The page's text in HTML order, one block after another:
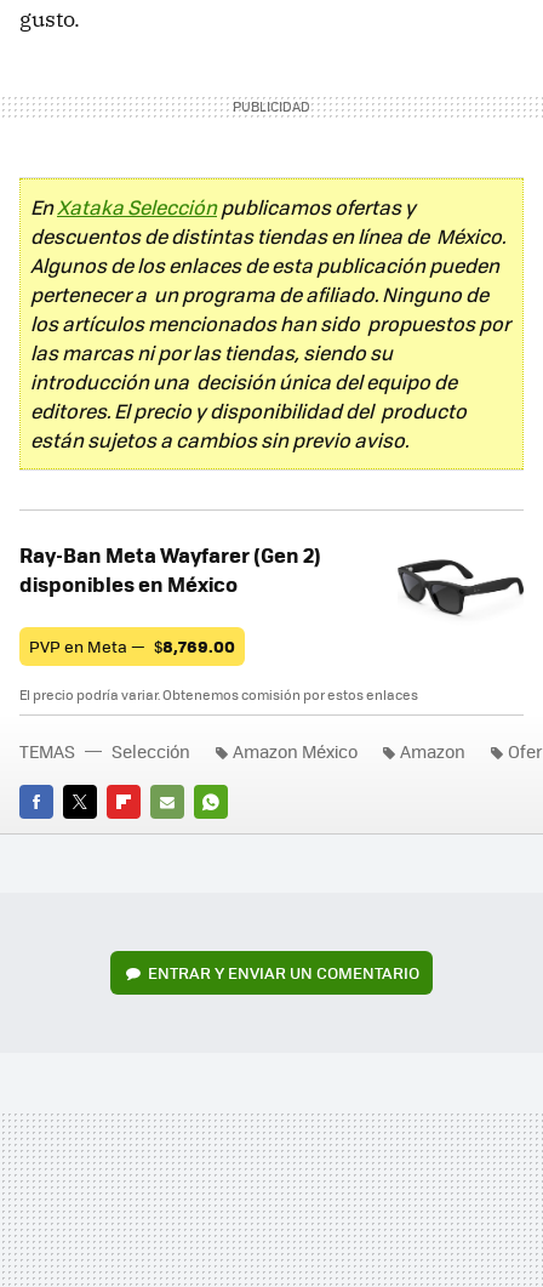
gusto.
EnXataka Selecciónpublicamos ofertas y
descuentos de distintas tiendas en línea de México.
Algunos de los enlaces de esta publicación pueden
pertenecer a un programa de afiliado. Ninguno de
los artículos mencionados han sido propuestos por
las marcas ni por las tiendas, siendo su
introducción una decisión única del equipo de
editores. El precio y disponibilidad del producto
están sujetos a cambios sin previo aviso.
Ray-Ban Meta Wayfarer (Gen 2)
disponibles en México
PVP en Meta — $8,769.00
El precio podría variar. Obtenemos comisión por estos enlaces
FACEBOOK
TWITTERFLIPBOARD
E-
WHATSAPP
TEMAS Selección Amazon México Amazon
ENTRAR Y ENVIAR UN COMENTARIO